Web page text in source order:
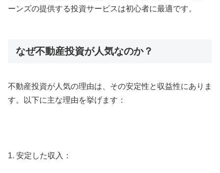
ーンズの提供する投資サービスは初心者に最適です。
なぜ不動産投資が人気なのか？
不動産投資が人気の理由は、その安定性と収益性にありま
す。以下に主な理由を挙げます：
1. 安定した収入：